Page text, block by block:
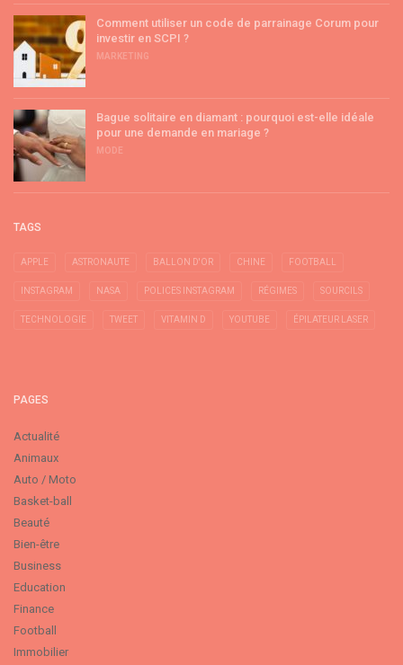
Comment utiliser un code de parrainage Corum pour
investir en SCPI ?
MARKETING
Bague solitaire en diamant : pourquoi est-elle idéale
pour une demande en mariage ?
MODE
TAGS
APPLE ASTRONAUTE BALLON D'OR CHINE FOOTBALL
INSTAGRAM NASA POLICES INSTAGRAM RÉGIMES SOURCILS
TECHNOLOGIE TWEET VITAMIN D YOUTUBE ÉPILATEUR LASER
PAGES
Actualité
Animaux
Auto / Moto
Basket-ball
Beauté
Bien-être
Business
Education
Finance
Football
Immobilier